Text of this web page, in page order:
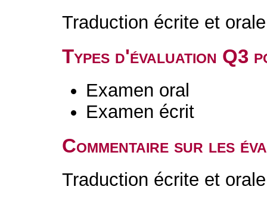
Traduction écrite et orale
Types d'évaluation Q3
Examen oral
Examen écrit
Commentaire sur les
Traduction écrite et orale